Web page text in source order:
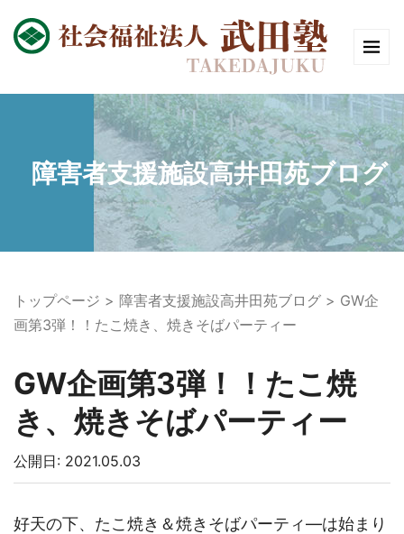
障害者支援施設高井田苑ブログ
トップページ 障害者支援施設高井田苑ブログ
GW企
画第3弾！！たこ焼き、焼きそばパーティー
GW企画第3弾！！たこ焼
き、焼きそばパーティー
公開日: 2021.05.03
好天の下、たこ焼き＆焼きそばパーティ―は始まり